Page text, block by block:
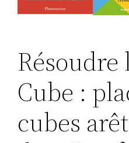
Résoudre
Cube :
cubes